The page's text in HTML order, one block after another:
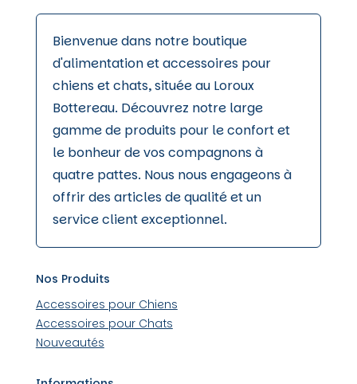
Bienvenue dans notre boutique
d'alimentation et accessoires pour
chiens et chats, située au Loroux
Bottereau. Découvrez notre large
gamme de produits pour le confort et
le bonheur de vos compagnons à
quatre pattes. Nous nous engageons à
offrir des articles de qualité et un
service client exceptionnel.
Nos Produits
Accessoires pour Chiens
Accessoires pour Chats
Nouveautés